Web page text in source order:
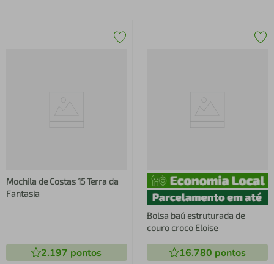
Mochila de Costas 15 Terra da
Fantasia
2.197 pontos
Bolsa baú estruturada de
couro croco Eloise
16.780 pontos